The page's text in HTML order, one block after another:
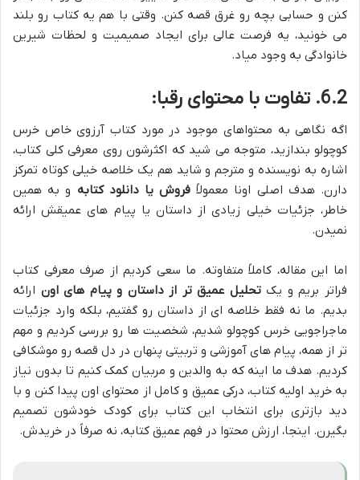
کنن و حسابی بچه رو غرق قصه کنن. وقتی با هم یه کتاب رو بلند
می خونید، یه فرصت عالی برای ایجاد صمیمیت و لحظات شیرین
خانوادگی به وجود میاد.
6.2. تفاوت با محتوای رقبا:
اگه نگاهی به محتواهای موجود در مورد کتاب آرزوی خاص خرس
کوچولو بندازید، متوجه می شید که اکثرشون روی معرفی کلی کتاب،
اشاره به نویسنده و مترجم و شاید هم یک خلاصه خیلی کوتاه تمرکز
دارن. هدف اصلی اونا معمولاً فروش یا دانلود کتابه و به همین
خاطر، جزئیات خیلی زیادی از داستان یا پیام های عمیقش ارائه
نمیدن.
اما این مقاله، کاملاً متفاوته. ما سعی کردیم از صرف معرفی کتاب
فراتر بریم و یکتحلیل عمیق تر از داستان و پیام های اون ارائه
بدیم. ما نه فقط خلاصه ای از داستان رو گفتیم، بلکه وارد جزئیات
ماجراجویی خرس کوچولو شدیم، شخصیت ها رو بررسی کردیم و مهم
تر از همه، پیام های آموزشی و تربیتی پنهان در دل قصه رو موشکافی
کردیم. هدف ما اینه که به والدین و مربیان کمک کنیم تا بدون نیاز
به خرید اولیه کتاب، درکی عمیق و کامل از محتوای اون پیدا کنن و با
دید بازتری برای انتخاب این کتاب برای کودک خودشون تصمیم
بگیرن. اینجا، ارزش محتوا در فهم عمیق کتابه، نه صرفاً در خریدش.